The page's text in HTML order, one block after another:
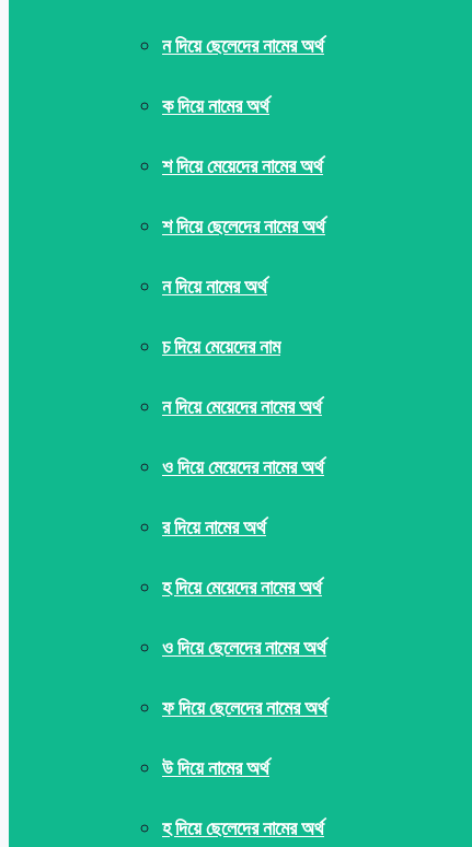
ন দিয়ে ছেলেদের নামের অর্থ
ক দিয়ে নামের অর্থ
শ দিয়ে মেয়েদের নামের অর্থ
শ দিয়ে ছেলেদের নামের অর্থ
ন দিয়ে নামের অর্থ
চ দিয়ে মেয়েদের নাম
ন দিয়ে মেয়েদের নামের অর্থ
ও দিয়ে মেয়েদের নামের অর্থ
র দিয়ে নামের অর্থ
হ দিয়ে মেয়েদের নামের অর্থ
ও দিয়ে ছেলেদের নামের অর্থ
ফ দিয়ে ছেলেদের নামের অর্থ
উ দিয়ে নামের অর্থ
হ দিয়ে ছেলেদের নামের অর্থ